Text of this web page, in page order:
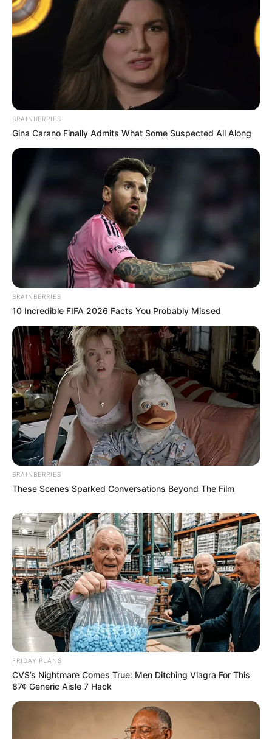
BRAINBERRIES
Gina Carano Finally Admits What Some Suspected All Along
BRAINBERRIES
10 Incredible FIFA 2026 Facts You Probably Missed
BRAINBERRIES
These Scenes Sparked Conversations Beyond The Film
FRIDAY PLANS
CVS’s Nightmare Comes True: Men Ditching Viagra For This
87¢ Generic Aisle 7 Hack